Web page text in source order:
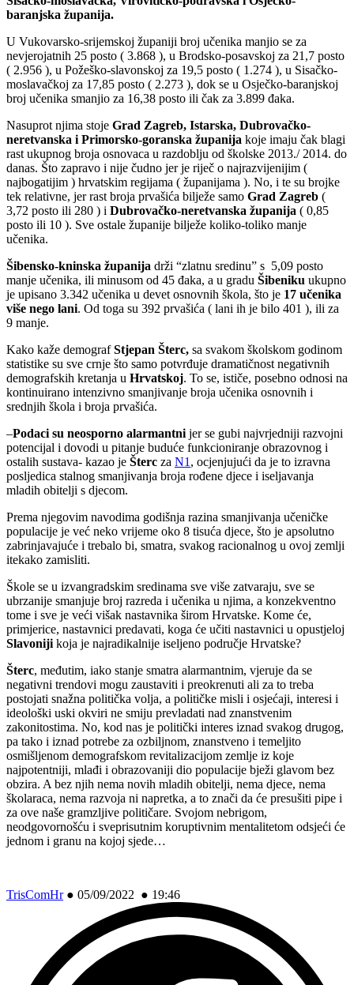
baranjska županija.
U Vukovarsko-srijemskoj županiji broj učenika manjio se za
nevjerojatnih 25 posto ( 3.868 ), u Brodsko-posavskoj za 21,7 posto
( 2.956 ), u Požeško-slavonskoj za 19,5 posto ( 1.274 ), u Sisačko-
moslavačkoj za 17,85 posto ( 2.273 ), dok se u Osječko-baranjskoj
broj učenika smanjio za 16,38 posto ili čak za 3.899 đaka.
Nasuprot njima stoje Grad Zagreb, Istarska, Dubrovačko-
neretvanska i Primorsko-goranska županija koje imaju čak blagi
rast ukupnog broja osnovaca u razdoblju od školske 2013./ 2014. do
danas. Što zapravo i nije čudno jer je riječ o najrazvijenijim (
najbogatijim ) hrvatskim regijama ( županijama ). No, i te su brojke
tek relativne, jer rast broja prvašića bilježe samo Grad Zagreb (
3,72 posto ili 280 ) i Dubrovačko-neretvanska županija ( 0,85
posto ili 10 ). Sve ostale županije bilježe koliko-toliko manje
učenika.
Šibensko-kninska županija drži “zlatnu sredinu” s 5,09 posto
manje učenika, ili minusom od 45 đaka, a u gradu Šibeniku ukupno
je upisano 3.342 učenika u devet osnovnih škola, što je 17 učenika
više nego lani. Od toga su 392 prvašića ( lani ih je bilo 401 ), ili za
9 manje.
Kako kaže demografStjepan Šterc, sa svakom školskom godinom
statistike su sve crnje što samo potvrđuje dramatičnost negativnih
demografskih kretanja u Hrvatskoj. To se, ističe, posebno odnosi na
kontinuirano intenzivno smanjivanje broja učenika osnovnih i
srednjih škola i broja prvašića.
–Podaci su neosporno alarmantni jer se gubi najvrjedniji razvojni
potencijal i dovodi u pitanje buduće funkcioniranje obrazovnog i
ostalih sustava- kazao je Šterc za N1 , ocjenjujući da je to izravna
posljedica stalnog smanjivanja broja rođene djece i iseljavanja
mladih obitelji s djecom.
Prema njegovim navodima godišnja razina smanjivanja učeničke
populacije je već neko vrijeme oko 8 tisuća djece, što je apsolutno
zabrinjavajuće i trebalo bi, smatra, svakog racionalnog u ovoj zemlji
itekako zamisliti.
Škole se u izvangradskim sredinama sve više zatvaraju, sve se
ubrzanije smanjuje broj razreda i učenika u njima, a konzekventno
tome i sve je veći višak nastavnika širom Hrvatske. Kome će,
primjerice, nastavnici predavati, koga će učiti nastavnici u opustjeloj
Slavoniji koja je najradikalnije iseljeno područje Hrvatske?
Šterc, međutim, iako stanje smatra alarmantnim, vjeruje da se
negativni trendovi mogu zaustaviti i preokrenuti ali za to treba
postojati snažna politička volja, a političke misli i osjećaji, interesi i
ideološki uski okviri ne smiju prevladati nad znanstvenim
zakonitostima. No, kod nas je politički interes iznad svakog drugog,
pa tako i iznad potrebe za ozbiljnom, znanstveno i temeljito
osmišljenom demografskom revitalizacijom zemlje iz koje
najpotentniji, mlađi i obrazovaniji dio populacije bježi glavom bez
obzira. A bez njih nema novih mladih obitelji, nema djece, nema
školaraca, nema razvoja ni napretka, a to znači da će presušiti pipe i
za ove naše gramzljive političare. Svojom nebrigom,
neodgovornošću i sveprisutnim koruptivnim mentalitetom odsjeći će
jednom i granu na kojoj sjede…
TrisComHr● 05/09/2022 ● 19:46